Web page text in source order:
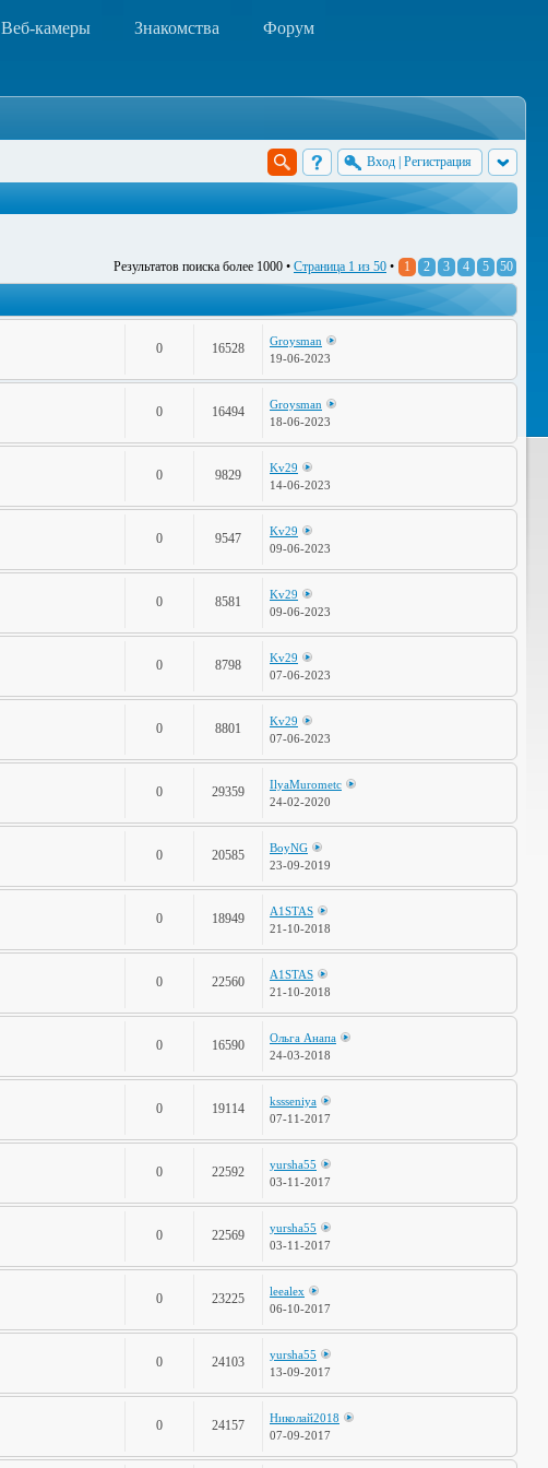
Веб-камеры Знакомства Форум
Вход Регистрация
Результатов поиска более 1000 • Страница 1 из 50 • 1 2 3 4 5 50
0 16528
Groysman
19-06-2023
0 16494
Groysman
18-06-2023
0 9829
Kv29
14-06-2023
0 9547
Kv29
09-06-2023
0 8581
Kv29
09-06-2023
0 8798
Kv29
07-06-2023
0 8801
Kv29
07-06-2023
0 29359
IlyaMurometc
24-02-2020
0 20585
BoyNG
23-09-2019
0 18949
A1STAS
21-10-2018
0 22560
A1STAS
21-10-2018
0 16590
Ольга Анапа
24-03-2018
0 19114
kssseniya
07-11-2017
0 22592
yursha55
03-11-2017
0 22569
yursha55
03-11-2017
0 23225
leealex
06-10-2017
0 24103
yursha55
13-09-2017
0 24157
Николай2018
07-09-2017